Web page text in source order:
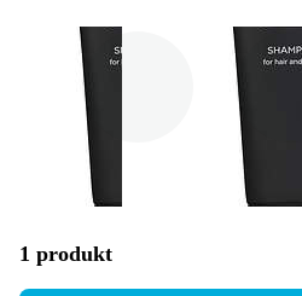
1 produkt